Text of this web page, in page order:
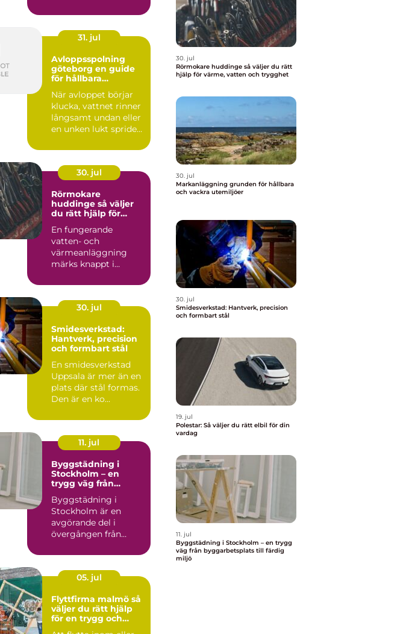
både för kä...
31. jul
Avloppsspolning
göteborg en guide
för hållbara
När avloppet börjar
klucka, vattnet rinner
långsamt undan eller
en unken lukt sprider
30. jul
Rörmokare
huddinge så väljer
du rätt hjälp för
trygghet
En fungerande
vatten- och
värmeanläggning
märks knappt i
rullar på, kranen ger
30. jul
Smidesverkstad:
Hantverk, precision
och formbart stål
En smidesverkstad
Uppsala är mer än en
plats där stål formas.
Den är en ko...
11. jul
Byggstädning i
Stockholm – en
trygg väg från
färdig miljö
Byggstädning i
Stockholm är en
avgörande del i
övergången från
05. jul
Flyttfirma malmö så
väljer du rätt hjälp
för en trygg och
30. jul
Rörmokare huddinge så väljer du rätt
hjälp för värme, vatten och trygghet
30. jul
Markanläggning grunden för hållbara
och vackra utemiljöer
30. jul
Smidesverkstad: Hantverk, precision
och formbart stål
19. jul
Polestar: Så väljer du rätt elbil för din
vardag
11. jul
Byggstädning i Stockholm – en trygg
väg från byggarbetsplats till färdig
miljö